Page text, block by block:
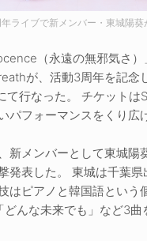
ライブで新メンバー・東城陽葵
（永遠の無邪気さ
が、活動3周年を記念
て行なった。 チケットは
パフォーマンスをくり広
新メンバーとして東城陽
発表した。 東城は千葉
はピアノと韓国語という
どんな未来でも」など3